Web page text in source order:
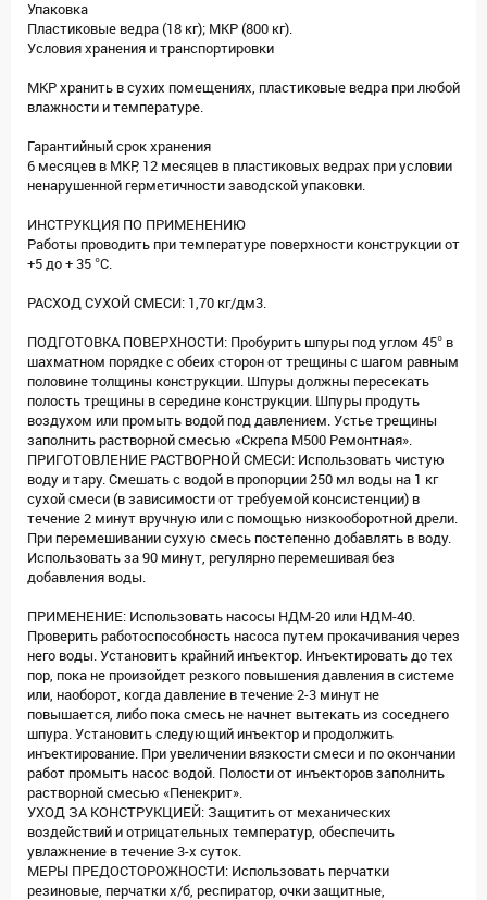
Упаковка
Пластиковые ведра (18 кг); МКР (800 кг).
Условия хранения и транспортировки
МКР хранить в сухих помещениях, пластиковые ведра при любой
влажности и температуре.
Гарантийный срок хранения
6 месяцев в МКР, 12 месяцев в пластиковых ведрах при условии
ненарушенной герметичности заводской упаковки.
ИНСТРУКЦИЯ ПО ПРИМЕНЕНИЮ
Работы проводить при температуре поверхности конструкции от
+5 до + 35 °С.
РАСХОД СУХОЙ СМЕСИ: 1,70 кг/дм3.
ПОДГОТОВКА ПОВЕРХНОСТИ: Пробурить шпуры под углом 45° в
шахматном порядке с обеих сторон от трещины с шагом равным
половине толщины конструкции. Шпуры должны пересекать
полость трещины в середине конструкции. Шпуры продуть
воздухом или промыть водой под давлением. Устье трещины
заполнить растворной смесью «Скрепа М500 Ремонтная».
ПРИГОТОВЛЕНИЕ РАСТВОРНОЙ СМЕСИ: Использовать чистую
воду и тару. Смешать с водой в пропорции 250 мл воды на 1 кг
сухой смеси (в зависимости от требуемой консистенции) в
течение 2 минут вручную или с помощью низкооборотной дрели.
При перемешивании сухую смесь постепенно добавлять в воду.
Использовать за 90 минут, регулярно перемешивая без
добавления воды.
ПРИМЕНЕНИЕ: Использовать насосы НДМ-20 или НДМ-40.
Проверить работоспособность насоса путем прокачивания через
него воды. Установить крайний инъектор. Инъектировать до тех
пор, пока не произойдет резкого повышения давления в системе
или, наоборот, когда давление в течение 2-3 минут не
повышается, либо пока смесь не начнет вытекать из соседнего
шпура. Установить следующий инъектор и продолжить
инъектирование. При увеличении вязкости смеси и по окончании
работ промыть насос водой. Полости от инъекторов заполнить
растворной смесью «Пенекрит».
УХОД ЗА КОНСТРУКЦИЕЙ: Защитить от механических
воздействий и отрицательных температур, обеспечить
увлажнение в течение 3-х суток.
МЕРЫ ПРЕДОСТОРОЖНОСТИ: Использовать перчатки
резиновые, перчатки х/б, респиратор, очки защитные,